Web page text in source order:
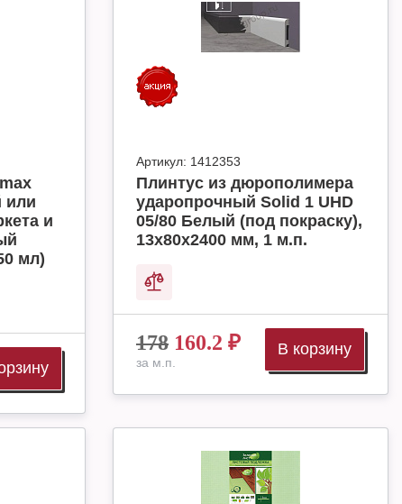
или
и
мл)
Артикул: 1412353
Плинтус из дюрополимера
ударопрочный Solid 1 UHD
05/80 Белый (под покраску),
13х80х2400 мм, 1 м.п.
178 160.2 ₽
за м.п.
В корзину